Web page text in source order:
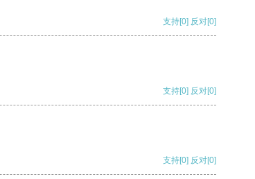
支持[0] 反对[0]
支持[0] 反对[0]
支持[0] 反对[0]